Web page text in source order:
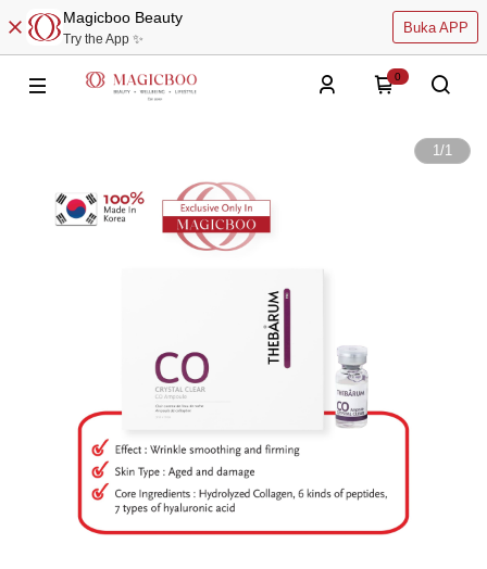
Magicboo Beauty
Try the App ✨
Buka APP
0
1/1